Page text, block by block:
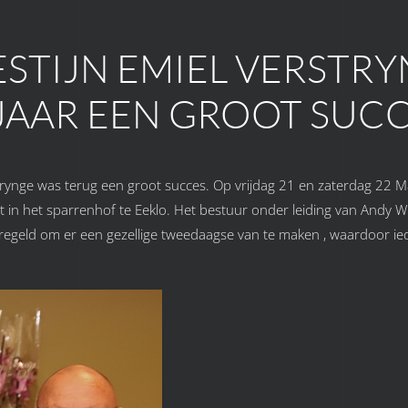
EMIEL
EEN GROOT
was terug een groot succes. Op vrijdag 21 en zaterdag 22
het sparrenhof te Eeklo. Het bestuur onder leiding van Andy
om er een gezellige tweedaagse van te maken , waardoor